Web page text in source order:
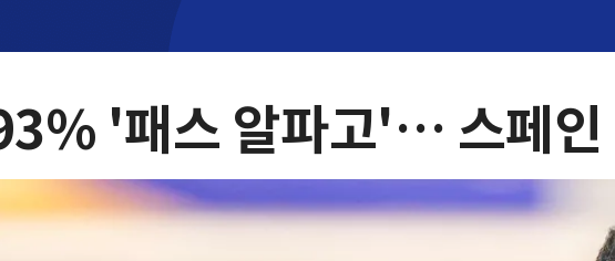
'패스 알파고'… 스페인